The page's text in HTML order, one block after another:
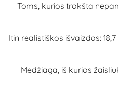
Toms, kurios trokšta
Itin realistiškos išvaizdos:
Medžiaga, iš kurios